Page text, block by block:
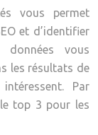
vous permet
et d’identifier
données vous
les résultats de
Par
top 3 pour les